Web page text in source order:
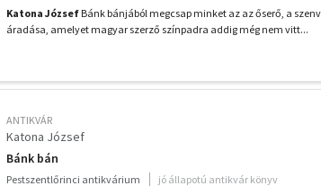
Katona József Bánk bánjából megcsap minket az az őserő, a
áradása, amelyet magyar szerző színpadra addig még nem vitt...
ANTIKVÁR
Katona József
Bánk bán
Pestszentlőrinci antikvárium jó állapotú antikvár könyv